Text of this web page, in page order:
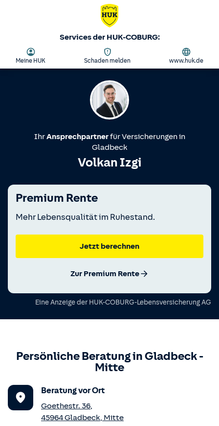
Services der HUK-COBURG:
Meine HUK Schaden melden www.huk.de
IhrAnsprechpartnerfür Versicherungen in
Gladbeck
Volkan Izgi
Premium Rente
Mehr Lebensqualität im Ruhestand.
Jetzt berechnen
Zur Premium Rente
Eine Anzeige der HUK-COBURG-Lebensversicherung AG
Persönliche Beratung inGladbeck -
Mitte
Beratung vor Ort
Goethestr. 36,
45964Gladbeck, Mitte